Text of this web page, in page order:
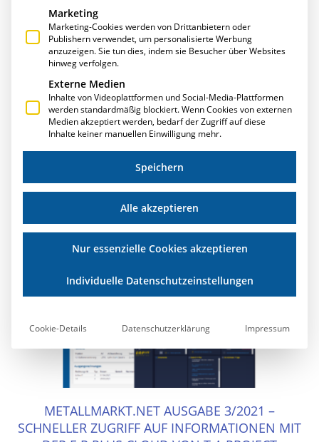
METALLAKTUELL AUSGABE 2/2021 –
METALLBAU WILHELMER ERZÄHLT VON DER
E·R·PLUS-EINFÜHRUNG
ERPlus ist bei Metallbau Wilhelmer zentrales Werkzeug
und führendes Kommunikationsmittel aller Abteilungen
und Mitarbeiter. Das ERP-System hat Transparenz
geschaffen,
Durchlaufzeiten deutlich verkürzt und die Projekt-Effizienz
gesteigert.
Weiterlesen »
METALLMARKT.NET AUSGABE 3/2021 –
SCHNELLER ZUGRIFF AUF INFORMATIONEN MIT
Marketing
Marketing-Cookies werden von Drittanbietern oder
Publishern verwendet, um personalisierte Werbung
anzuzeigen. Sie tun dies, indem sie Besucher über Websites
hinweg verfolgen.
Externe Medien
Inhalte von Videoplattformen und Social-Media-Plattformen
werden standardmäßig blockiert. Wenn Cookies von externen
Medien akzeptiert werden, bedarf der Zugriff auf diese
Inhalte keiner manuellen Einwilligung mehr.
Speichern
Alle akzeptieren
Nur essenzielle Cookies akzeptieren
Individuelle Datenschutzeinstellungen
Cookie-Details Datenschutzerklärung Impressum